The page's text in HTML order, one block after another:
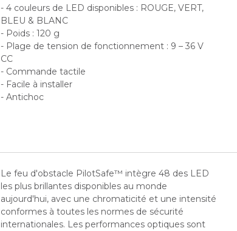
- 4 couleurs de LED disponibles : ROUGE, VERT,
BLEU & BLANC
- Poids : 120 g
- Plage de tension de fonctionnement : 9 – 36 V
CC
- Commande tactile
- Facile à installer
- Antichoc
Le feu d'obstacle PilotSafe™ intègre 48 des LED
les plus brillantes disponibles au monde
aujourd'hui, avec une chromaticité et une intensité
conformes à toutes les normes de sécurité
internationales. Les performances optiques sont